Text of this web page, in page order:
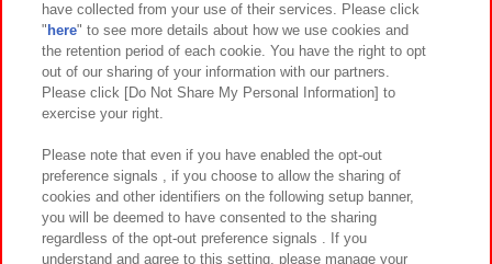
関連会社 サステナビリティ サイトポリシー
プライバシーポリシー ウェブアクセシビリティ方針と検証結果
お取引先さまとともに
カスタマーハラスメント対応方針 よくあるご質問・お問い合わせ
have collected from your use of their services. Please click
" here" to see more details about how we use cookies and
the retention period of each cookie. You have the right to opt
out of our sharing of your information with our partners.
Please click [Do Not Share My Personal Information] to
exercise your right.
Please note that even if you have enabled the opt-out
preference signals , if you choose to allow the sharing of
cookies and other identifiers on the following setup banner,
you will be deemed to have consented to the sharing
regardless of the opt-out preference signals . If you
understand and agree to this setting, please manage your